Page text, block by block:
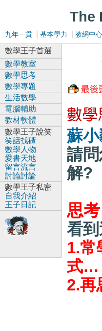
The
九年一貫 基本學力 教網中心
蘇
請
解?
思考
看
1.常
式…
2.再
數學王子首選
數學教室
數學思考
數學專題
生活數學
電腦輔助
教材軟體
數學王子說笑
笑話找碴
數學人物
愛書天地
留言流言
討論討論
數學王子私密
自我介紹
王子日記